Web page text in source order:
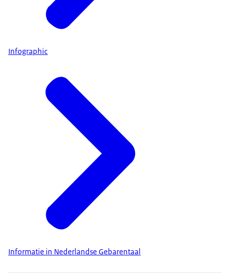
Infographic
Informatie in Nederlandse Gebarentaal